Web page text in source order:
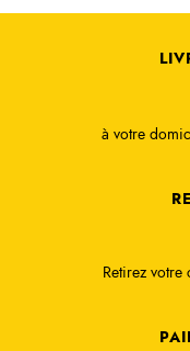
à votre
Retirez votre